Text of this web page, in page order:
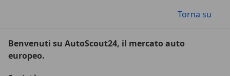
Torna su
Benvenuti su AutoScout24, il mercato auto
europeo.